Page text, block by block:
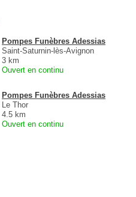
Pompes Funèbres Adessias
Saint-Saturnin-lès-Avignon
3 km
Ouvert en continu
Pompes Funèbres Adessias
Le Thor
4.5 km
Ouvert en continu